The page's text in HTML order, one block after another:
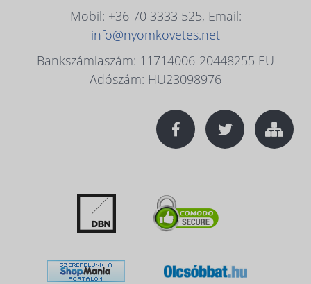
Mobil: +36 70 3333 525, Email:
info@nyomkovetes.net
Bankszámlaszám: 11714006-20448255 EU
Adószám: HU23098976